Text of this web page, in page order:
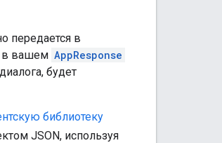
передается в
в вашем AppResponse
будет
библиотеку
JSON, используя